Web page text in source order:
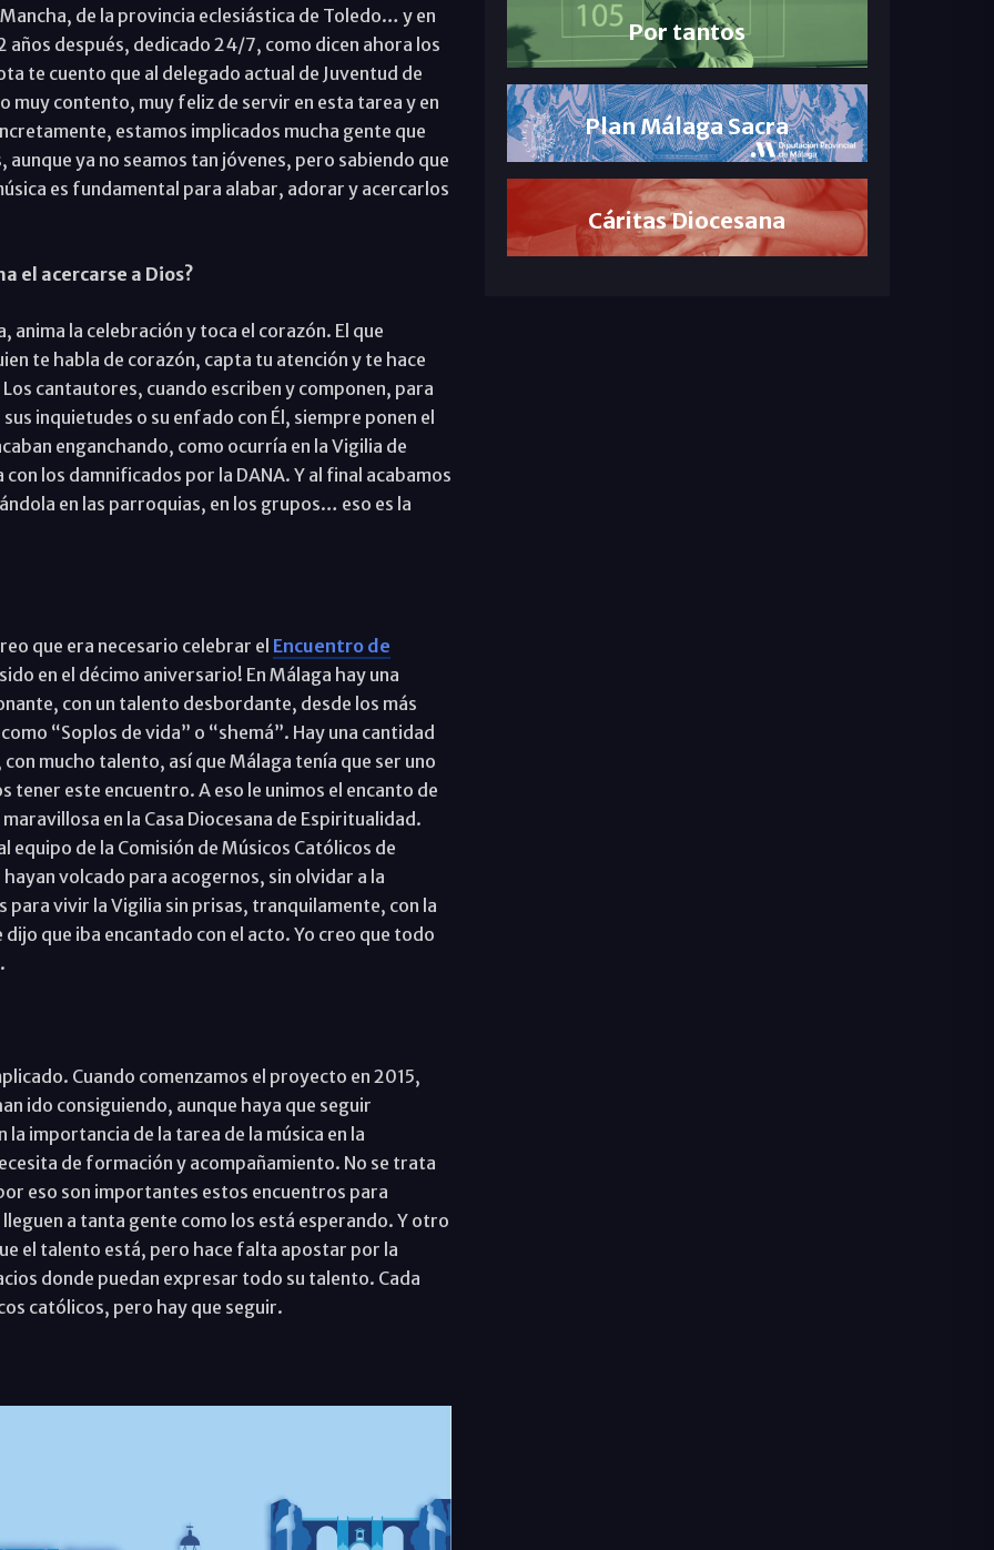
de la provincia eclesiástica de Toledo… y en
después, dedicado 24/7, como dicen ahora los
te cuento que al delegado actual de Juventud de
muy contento, muy feliz de servir en esta tarea y en
estamos implicados mucha gente que
ya no seamos tan jóvenes, pero sabiendo que
es fundamental para alabar, adorar y acercarlos
el acercarse a Dios?
la celebración y toca el corazón. El que
te habla de corazón, capta tu atención y te hace
cantautores, cuando escriben y componen, para
inquietudes o su enfado con Él, siempre ponen el
enganchando, como ocurría en la Vigilia de
los damnificados por la DANA. Y al final acabamos
en las parroquias, en los grupos… eso es la
que era necesario celebrar el Encuentro de
en el décimo aniversario! En Málaga hay una
con un talento desbordante, desde los más
“Soplos de vida” o “shemá”. Hay una cantidad
mucho talento, así que Málaga tenía que ser uno
este encuentro. A eso le unimos el encanto de
en la Casa Diocesana de Espiritualidad.
de la Comisión de Músicos Católicos de
volcado para acogernos, sin olvidar a la
para vivir la Vigilia sin prisas, tranquilamente, con la
que iba encantado con el acto. Yo creo que todo
Cuando comenzamos el proyecto en 2015,
ido consiguiendo, aunque haya que seguir
importancia de la tarea de la música en la
de formación y acompañamiento. No se trata
eso son importantes estos encuentros para
a tanta gente como los está esperando. Y otro
el talento está, pero hace falta apostar por la
donde puedan expresar todo su talento. Cada
católicos, pero hay que seguir.
Por tantos
Plan Málaga Sacra
Cáritas Diocesana